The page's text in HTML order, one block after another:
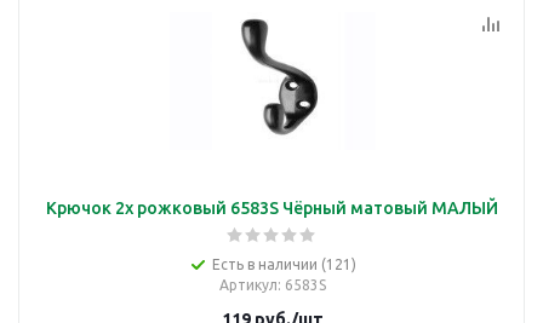
Крючок 2х рожковый 6583S Чёрный матовый МАЛЫЙ
Есть в наличии (121)
Артикул: 6583S